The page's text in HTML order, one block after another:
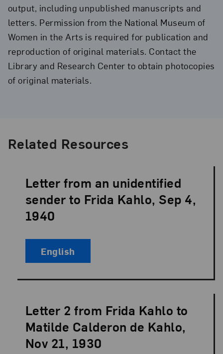
output, including unpublished manuscripts and
letters. Permission from the National Museum of
Women in the Arts is required for publication and
reproduction of original materials. Contact the
Library and Research Center to obtain photocopies
of original materials.
Related Resources
Letter from an unidentified
sender to Frida Kahlo, Sep 4,
1940
Language:
English
Letter 2 from Frida Kahlo to
Matilde Calderon de Kahlo,
Nov 21, 1930
Language: